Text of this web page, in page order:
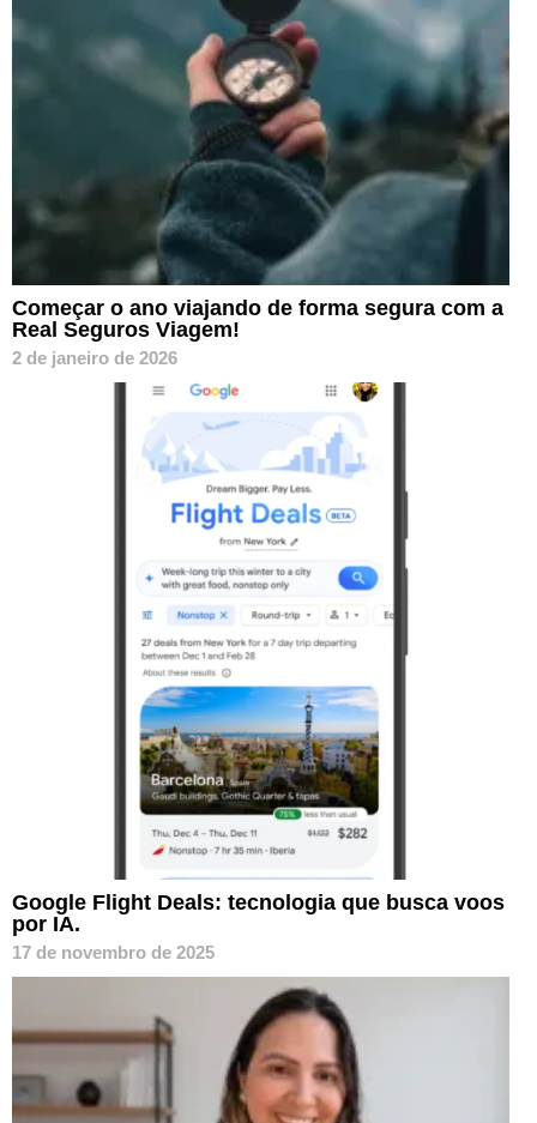
Começar o ano viajando de forma segura com a
Real Seguros Viagem!
2 de janeiro de 2026
Google Flight Deals: tecnologia que busca voos
por IA.
17 de novembro de 2025